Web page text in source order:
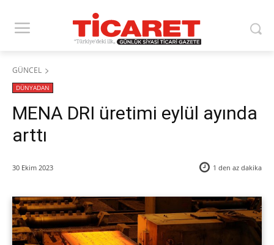
GÜNCEL
DÜNYADAN
MENA DRI üretimi eylül ayında
arttı
30 Ekim 2023 1 den az dakika